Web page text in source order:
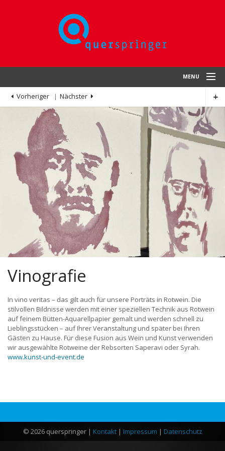
MENU
HOME
ÜBER UNS
KÜNSTLER
THEMEN
EXKLUSIVKÜNSTLER
KONTAKT
Vorheriger Nächster
Vinografie
In vino veritas – das gilt auch für unsere Porträts in Rotwein. Die
stilvollen Bildnisse werden mit einer speziellen Technik aus Rotwein
auf feinem Bütten-Aquarellpapier gemalt und werden schnell zu
Lieblingsstücken – auf Ihrer Veranstaltung und später bei Ihren
Gästen zu Hause. Für diese Fusion aus Wein und Kunst verwenden
wir ausgewählte Rotweine der Rebsorten Saperavi oder Syrah.
www.kunst-und-event.de
© 2026 querspringer | Kontakt| Impressum | Datenschutz